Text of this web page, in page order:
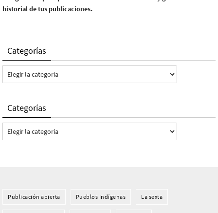
historial de tus publicaciones.
Categorías
Categorías
Categorías
Categorías
Publicación abierta Pueblos Indí­genas La sexta